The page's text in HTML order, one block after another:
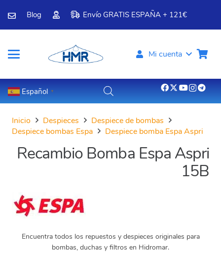
Blog Envío GRATIS ESPAÑA + 121€
Mi cuenta
Español ▼
Inicio Despieces
Despiece de bombas
Despiece bombas Espa
Despiece bomba Espa Aspri
Recambio Bomba Espa Aspri
15B
Encuentra todos los repuestos y despieces originales para
bombas, duchas y filtros en Hidromar.